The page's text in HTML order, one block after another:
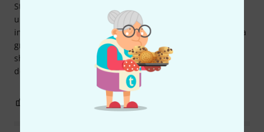
Standard. The V2 is the perfect fit, the black colour is
unobtrusive, and my tuning now remains rock solid. Very
impressed with this ingenious design. Thomann provided a
great product at a reasonable price and the international
shipping was trouble free, arriving within the estimated
delivery time.
REPORTAR A CRÍTICA